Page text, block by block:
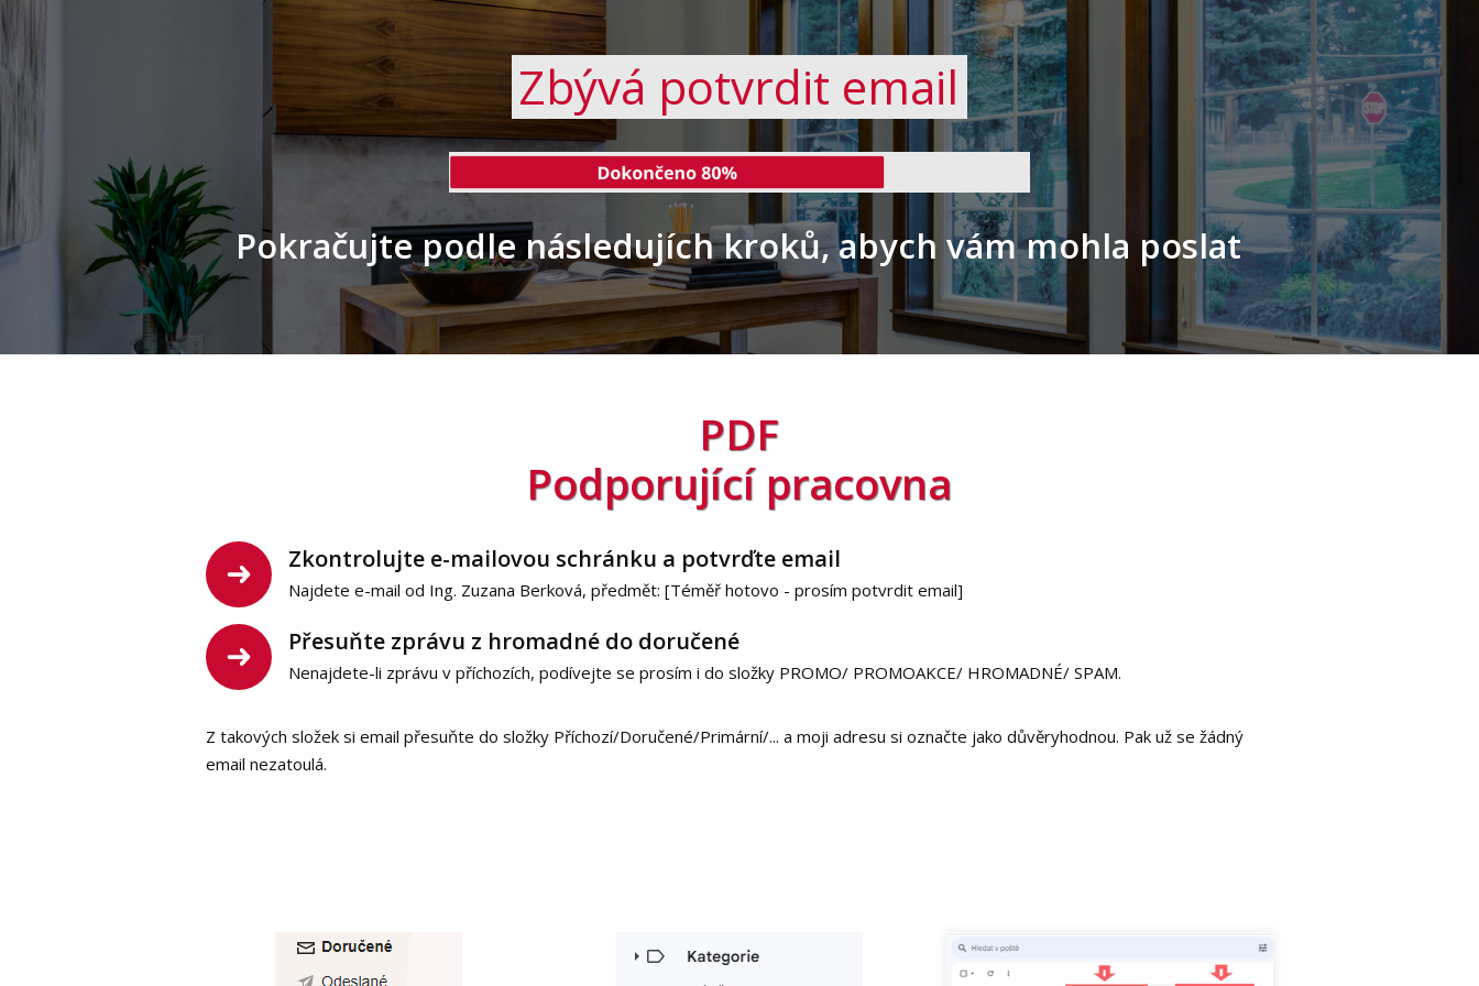
Zbývá potvrdit email
Pokračujte podle následujích kroků, abych vám mohla poslat
PDF
Podporující pracovna
Zkontrolujte e-mailovou schránku a potvrďte email
Najdete e-mail od Ing. Zuzana Berková, předmět: [Téměř hotovo - prosím potvrdit email]
Přesuňte zprávu z hromadné do doručené
Nenajdete-li zprávu v příchozích, podívejte se prosím i do složky PROMO/ PROMOAKCE/ HROMADNÉ/ SPAM.
Z takových složek si email přesuňte do složky Příchozí/Doručené/Primární/... a moji adresu si označte jako důvěryhodnou. Pak už se žádný
email nezatoulá.